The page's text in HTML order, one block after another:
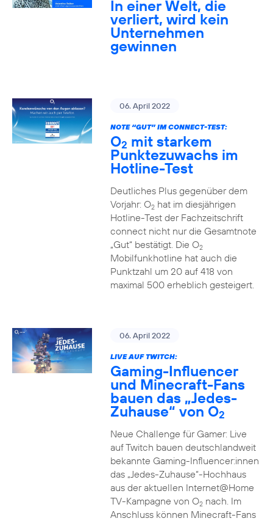
In einer Welt, die
verliert, wird kein
Unternehmen
gewinnen
06. April 2022
NOTE “GUT” IM CONNECT-TEST:
O2 mit starkem
Punktezuwachs im
Hotline-Test
Deutliches Plus gegenüber dem
Vorjahr: O2hat im diesjährigen
Hotline-Test der Fachzeitschrift
connect nicht nur die Gesamtnote
„Gut“ bestätigt. Die O2
Mobilfunkhotline hat auch die
Punktzahl um 20 auf 418 von
maximal 500 erheblich gesteigert.
06. April 2022
LIVE AUF TWITCH:
Gaming-Influencer
und Minecraft-Fans
bauen das „Jedes-
Zuhause“ von O2
Neue Challenge für Gamer: Live
auf Twitch bauen deutschlandweit
bekannte Gaming-Influencer:innen
das „Jedes-Zuhause“-Hochhaus
aus der aktuellen Internet@Home
TV-Kampagne von O2nach. Im
Anschluss können Minecraft-Fans